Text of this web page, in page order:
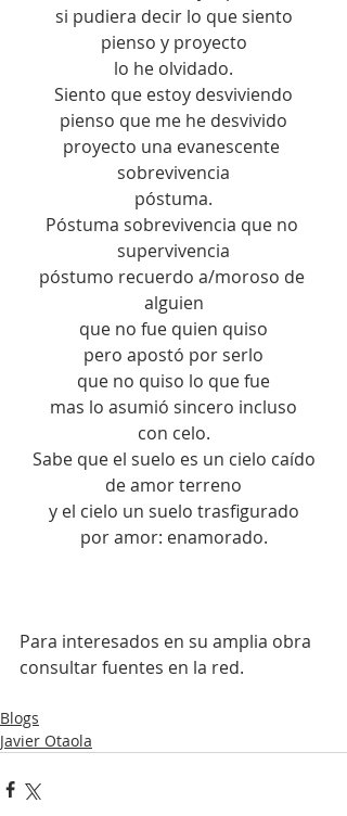
si pudiera decir lo que siento
pienso y proyecto
lo he olvidado.
Siento que estoy desviviendo
pienso que me he desvivido
proyecto una evanescente
sobrevivencia
póstuma.
Póstuma sobrevivencia que no
supervivencia
póstumo recuerdo a/moroso de
alguien
que no fue quien quiso
pero apostó por serlo
que no quiso lo que fue
mas lo asumió sincero incluso
con celo.
Sabe que el suelo es un cielo caído
de amor terreno
y el cielo un suelo trasfigurado
por amor: enamorado.
Para interesados en su amplia obra
consultar fuentes en la red.
Blogs
Javier Otaola